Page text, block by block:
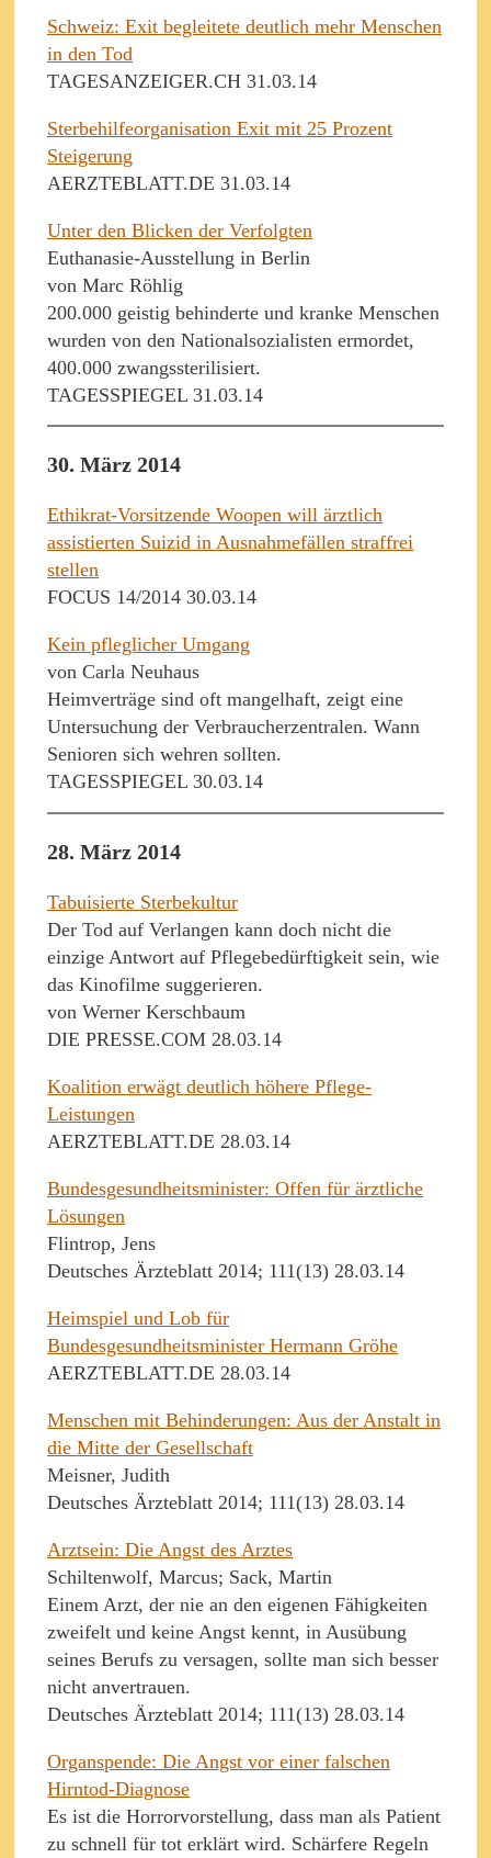
Schweiz: Exit begleitete deutlich mehr Menschen
in den Tod
TAGESANZEIGER.CH 31.03.14
Sterbehilfeorganisation Exit mit 25 Prozent
Steigerung
AERZTEBLATT.DE 31.03.14
Unter den Blicken der Verfolgten
Euthanasie-Ausstellung in Berlin
von Marc Röhlig
200.000 geistig behinderte und kranke Menschen
wurden von den Nationalsozialisten ermordet,
400.000 zwangssterilisiert.
TAGESSPIEGEL 31.03.14
30. März 2014
Ethikrat-Vorsitzende Woopen will ärztlich
assistierten Suizid in Ausnahmefällen straffrei
stellen
FOCUS 14/2014 30.03.14
Kein pfleglicher Umgang
von Carla Neuhaus
Heimverträge sind oft mangelhaft, zeigt eine
Untersuchung der Verbraucherzentralen. Wann
Senioren sich wehren sollten.
TAGESSPIEGEL 30.03.14
28. März 2014
Tabuisierte Sterbekultur
Der Tod auf Verlangen kann doch nicht die
einzige Antwort auf Pflegebedürftigkeit sein, wie
das Kinofilme suggerieren.
von Werner Kerschbaum
DIE PRESSE.COM 28.03.14
Koalition erwägt deutlich höhere Pflege-
Leistungen
AERZTEBLATT.DE 28.03.14
Bundesgesundheitsminister: Offen für ärztliche
Lösungen
Flintrop, Jens
Deutsches Ärzteblatt 2014; 111(13) 28.03.14
Heimspiel und Lob für
Bundesgesundheitsminister Hermann Gröhe
AERZTEBLATT.DE 28.03.14
Menschen mit Behinderungen: Aus der Anstalt in
die Mitte der Gesellschaft
Meisner, Judith
Deutsches Ärzteblatt 2014; 111(13) 28.03.14
Arztsein: Die Angst des Arztes
Schiltenwolf, Marcus; Sack, Martin
Einem Arzt, der nie an den eigenen Fähigkeiten
zweifelt und keine Angst kennt, in Ausübung
seines Berufs zu versagen, sollte man sich besser
nicht anvertrauen.
Deutsches Ärzteblatt 2014; 111(13) 28.03.14
Organspende: Die Angst vor einer falschen
Hirntod-Diagnose
Es ist die Horrorvorstellung, dass man als Patient
zu schnell für tot erklärt wird. Schärfere Regeln